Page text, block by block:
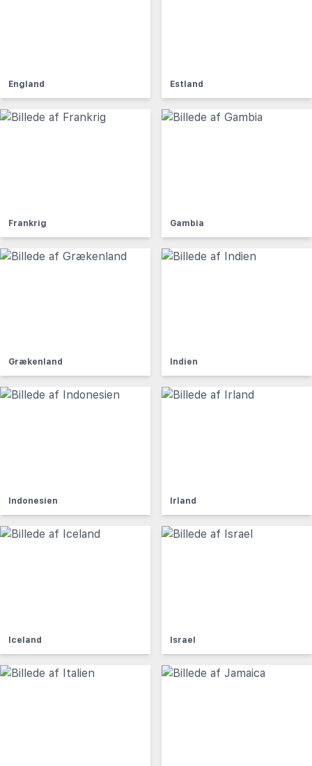
England Estland
Frankrig Gambia
Grækenland Indien
Indonesien Irland
Iceland Israel